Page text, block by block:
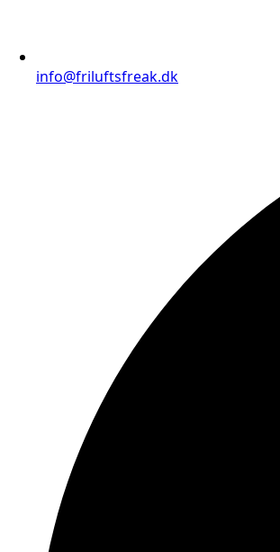
info@friluftsfreak.dk